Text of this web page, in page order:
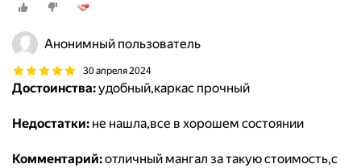
Анонимный пользователь
30 апреля 2024
Достоинства:удобный,каркас прочный
Недостатки: не нашла,все в хорошем состоянии
Комментарий:отличный мангал за такую стоимость,с